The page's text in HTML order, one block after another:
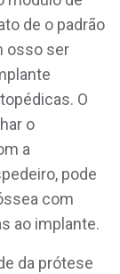
de o padrão
osso ser
O
o
a
pode
com
ao implante.
da prótese